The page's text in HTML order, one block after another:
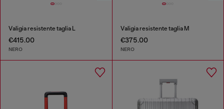
Valigia resistente taglia L
€415.00
NERO
Valigia resistente taglia M
€375.00
NERO